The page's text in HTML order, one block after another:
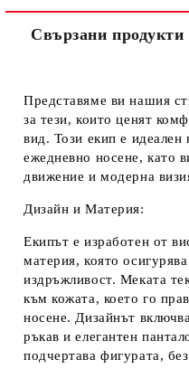
Свързани продукти
Представяме ви нашия
за тези, които ценят
вид. Този екип е идеален
ежедневно носене, като
движение и модерна
Дизайн и Материя:
Екипът е изработен от
материя, която
издръжливост. Меката
към кожата, което го
носене. Дизайнът
ръкав и елегантен
подчертава фигурата,